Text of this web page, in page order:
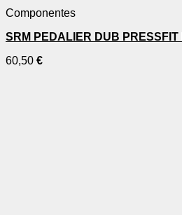
Componentes
SRM PEDALIER DUB PRESSFIT
60,50 €